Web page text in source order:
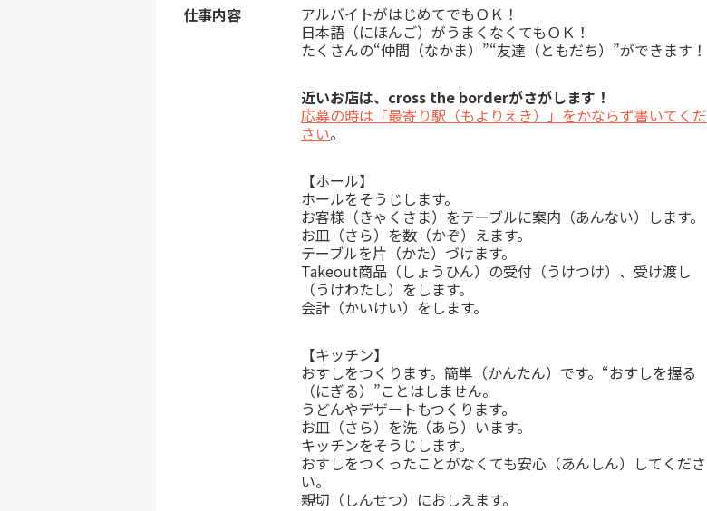
仕事内容
アルバイトがはじめてでもＯＫ！
日本語（にほんご）がうまくなくてもＯＫ！
たくさんの“仲間（なかま）”“友達（ともだち）”ができます！
近いお店は、cross the borderがさがします！
応募の時は「最寄り駅（もよりえき）」をかならず書いてくだ
さい。
【ホール】
ホールをそうじします。
お客様（きゃくさま）をテーブルに案内（あんない）します。
お皿（さら）を数（かぞ）えます。
テーブルを片（かた）づけます。
Takeout商品（しょうひん）の受付（うけつけ）、受け渡し
（うけわたし）をします。
会計（かいけい）をします。
【キッチン】
おすしをつくります。簡単（かんたん）です。“おすしを握る
（にぎる）”ことはしません。
うどんやデザートもつくります。
お皿（さら）を洗（あら）います。
キッチンをそうじします。
おすしをつくったことがなくても安心（あんしん）してくださ
い。
親切（しんせつ）におしえます。